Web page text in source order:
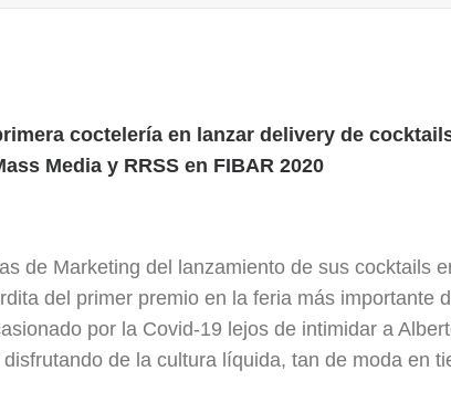
coctelería en lanzar delivery de
Media y RRSS en FIBAR 2020
de Marketing del lanzamiento de sus cocktails
del primer premio en la feria más importante
por la Covid-19 lejos de intimidar a
de la cultura líquida, tan de moda en